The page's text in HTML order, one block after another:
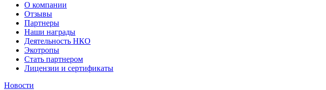
О компании
Отзывы
Партнеры
Наши награды
Деятельность НКО
Экотропы
Стать партнером
Лицензии и сертификаты
Новости